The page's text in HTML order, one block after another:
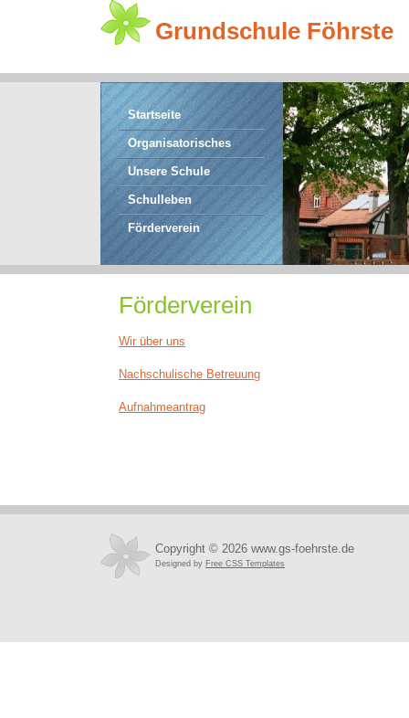
Grundschule Föhrste
Startseite
Organisatorisches
Unsere Schule
Schulleben
Förderverein
Förderverein
Wir über uns
Nachschulische Betreuung
Aufnahmeantrag
Copyright © 2026 www.gs-foehrste.de
Designed by Free CSS Templates